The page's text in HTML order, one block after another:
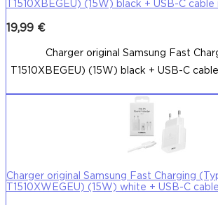
T1510XBEGEU) (15W) black + USB-C cable
19,99 €
Charger original Samsung Fast
T1510XBEGEU) (15W) black + USB-C
Charger original Samsung Fast Charging
T1510XWEGEU) (15W) white + USB-C